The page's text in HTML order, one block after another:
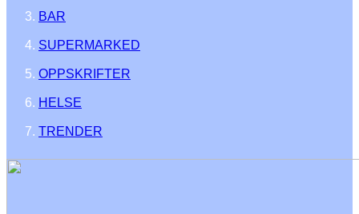
BAR
SUPERMARKED
OPPSKRIFTER
HELSE
TRENDER